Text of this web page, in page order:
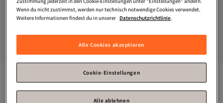
Schwarze Shalwar-Hose aus
Leinenviskose mit Taschen für Damen CV00001
Wenn du nicht zustimmst, werden nur technisch notwendige Cookies verwendet.
Weitere Informationen findest du in unserer Datenschutzrichtlinie.
Alle Cookies akzeptieren
Cookie-Einstellungen
Alle ablehnen